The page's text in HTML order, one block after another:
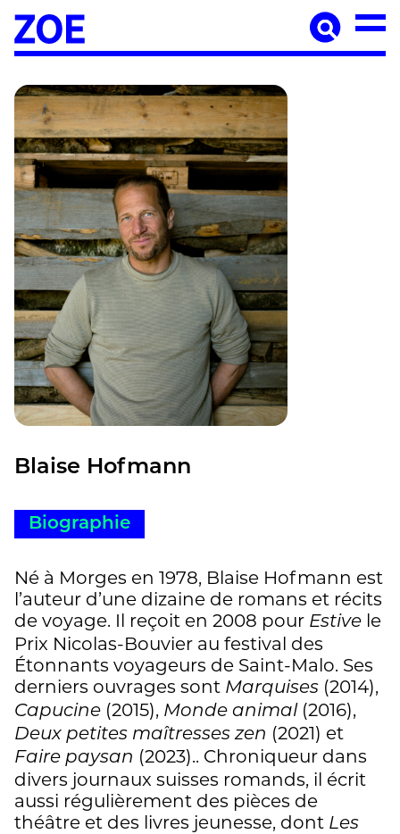
Accueil
À paraître
Catalogue
Auteur·ices
Agenda
Les éditions Zoé
Diffusion
Médiation culturelle
Manuscrits
Foreign rights
Contact
Mentions légales
Newsletter
Blaise Hofmann
Biographie
Né à Morges en 1978, Blaise Hofmann est
l’auteur d’une dizaine de romans et récits
de voyage. Il reçoit en 2008 pour Estive le
Prix Nicolas-Bouvier au festival des
Étonnants voyageurs de Saint-Malo. Ses
derniers ouvrages sont Marquises (2014),
Capucine (2015), Monde animal(2016),
Deux petites maîtresses zen (2021) et
Faire paysan (2023).. Chroniqueur dans
divers journaux suisses romands, il écrit
aussi régulièrement des pièces de
théâtre et des livres jeunesse, dont Les